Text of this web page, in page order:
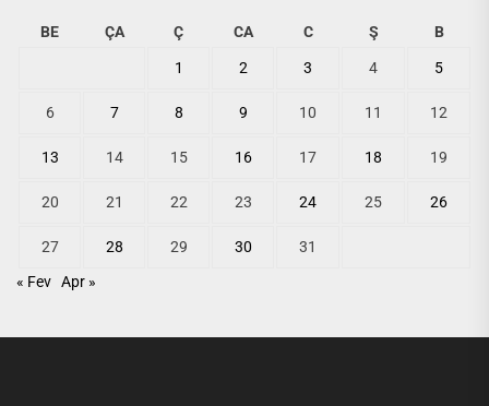
BE ÇA Ç CA C Ş B
1 2 3 4 5
6 7 8 9 10 11 12
13 14 15 16 17 18 19
20 21 22 23 24 25 26
27 28 29 30
31
« Fev Apr »